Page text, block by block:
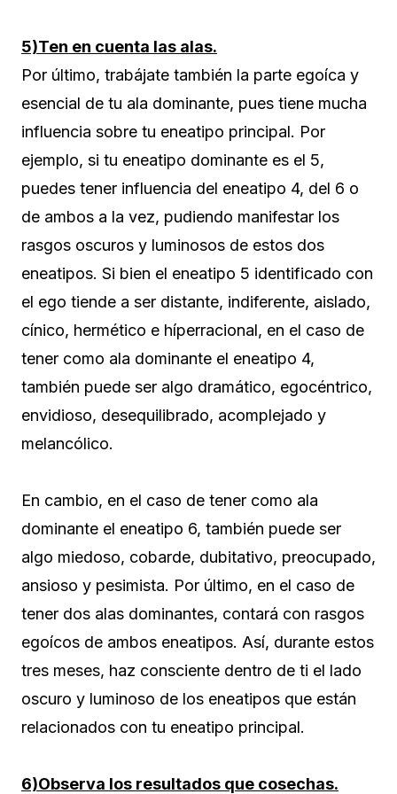
5)Ten en cuenta las alas.
Por último, trabájate también la parte egoíca y
esencial de tu ala dominante, pues tiene mucha
influencia sobre tu eneatipo principal. Por
ejemplo, si tu eneatipo dominante es el 5,
puedes tener influencia del eneatipo 4, del 6 o
de ambos a la vez, pudiendo manifestar los
rasgos oscuros y luminosos de estos dos
eneatipos. Si bien el eneatipo 5 identificado con
el ego tiende a ser distante, indiferente, aislado,
cínico, hermético e híperracional, en el caso de
tener como ala dominante el eneatipo 4,
también puede ser algo dramático, egocéntrico,
envidioso, desequilibrado, acomplejado y
melancólico.
En cambio, en el caso de tener como ala
dominante el eneatipo 6, también puede ser
algo miedoso, cobarde, dubitativo, preocupado,
ansioso y pesimista. Por último, en el caso de
tener dos alas dominantes, contará con rasgos
egoícos de ambos eneatipos. Así, durante estos
tres meses, haz consciente dentro de ti el lado
oscuro y luminoso de los eneatipos que están
relacionados con tu eneatipo principal.
6)Observa los resultados que cosechas.